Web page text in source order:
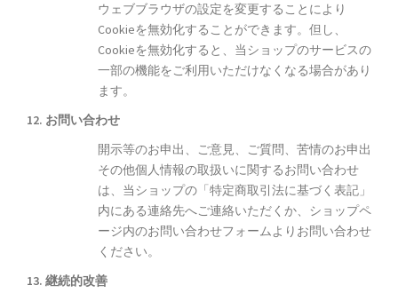
ウェブブラウザの設定を変更することにより
Cookieを無効化することができます。但し、
Cookieを無効化すると、当ショップのサービスの
一部の機能をご利用いただけなくなる場合があり
ます。
12. お問い合わせ
開示等のお申出、ご意見、ご質問、苦情のお申出
その他個人情報の取扱いに関するお問い合わせ
は、当ショップの「特定商取引法に基づく表記」
内にある連絡先へご連絡いただくか、ショップペ
ージ内のお問い合わせフォームよりお問い合わせ
ください。
13. 継続的改善